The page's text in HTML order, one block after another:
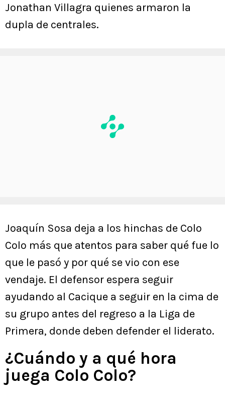
Jonathan Villagra quienes armaron la
dupla de centrales.
Joaquín Sosa deja a los hinchas de Colo
Colo más que atentos para saber qué fue lo
que le pasó y por qué se vio con ese
vendaje. El defensor espera seguir
ayudando al Cacique a seguir en la cima de
su grupo antes del regreso a la Liga de
Primera, donde deben defender el liderato.
¿Cuándo y a qué hora
juega Colo Colo?